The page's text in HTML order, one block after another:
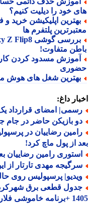
خود را دیلیت کنیم؟
اپلیکیشن خرید و
پلتفرم ها
متفاوت!
مسدود کردن کارت
شغل های هوش
داغ:
امضای قرارداد یک
بازیکن حاضر در جام
رضاییان در
از پول ماچ کرد!
رامین رضاییان بعد
مهدی تارتار از
پرسپولیس روی حالت
1405 +برنامه خاموشی